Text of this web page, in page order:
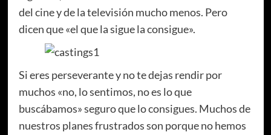
del cine y de la televisión mucho menos. Pero
dicen que «el que la sigue la consigue».
Si eres perseverante y no te dejas rendir por
muchos «no, lo sentimos, no es lo que
buscábamos» seguro que lo consigues. Muchos de
nuestros planes frustrados son porque no hemos